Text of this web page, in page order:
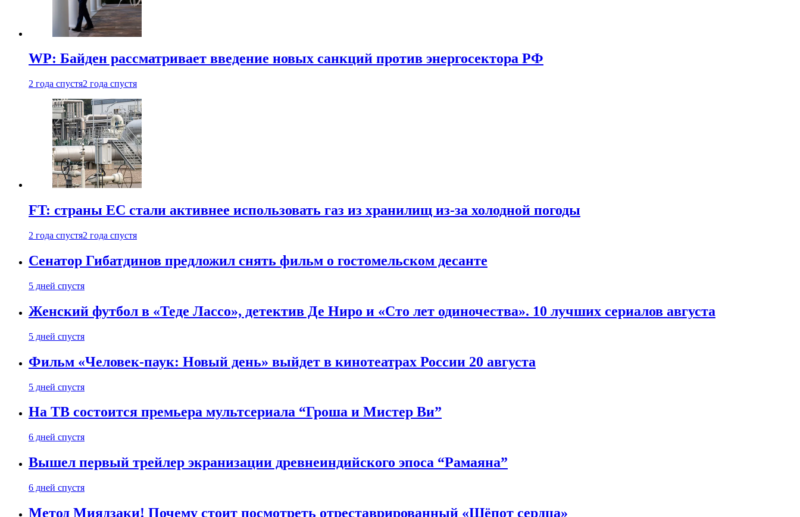
WP: Байден рассматривает введение новых санкций против энергосектора РФ
2 года спустя2 года спустя
FT: страны ЕС стали активнее использовать газ из хранилищ из-за холодной погоды
2 года спустя2 года спустя
Сенатор Гибатдинов предложил снять фильм о гостомельском десанте
5 дней спустя
Женский футбол в «Теде Лассо», детектив Де Ниро и «Сто лет одиночества». 10 лучших сериалов августа
5 дней спустя
Фильм «Человек-паук: Новый день» выйдет в кинотеатрах России 20 августа
5 дней спустя
На ТВ состоится премьера мультсериала “Гроша и Мистер Ви”
6 дней спустя
Вышел первый трейлер экранизации древнеиндийского эпоса “Рамаяна”
6 дней спустя
Метод Миядзаки! Почему стоит посмотреть отреставрированный «Шёпот сердца»